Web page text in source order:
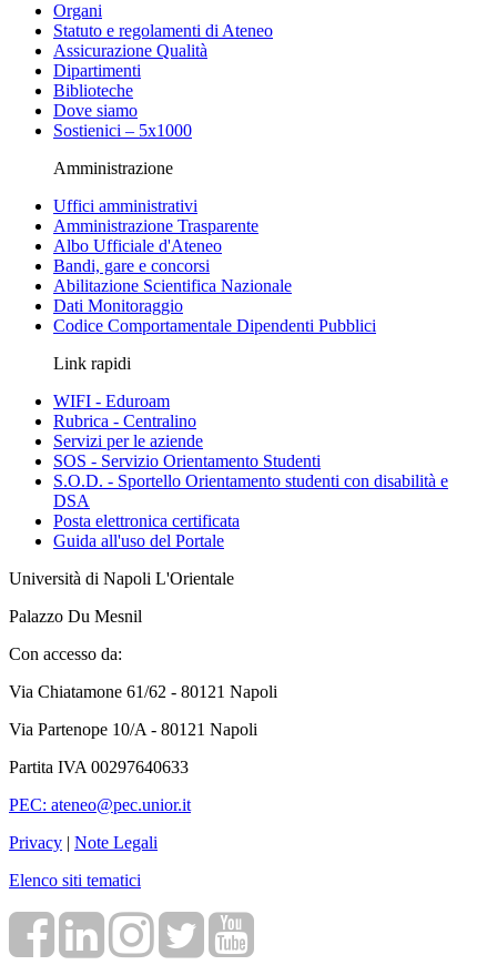
Organi
Statuto e regolamenti di Ateneo
Assicurazione Qualità
Dipartimenti
Biblioteche
Dove siamo
Sostienici – 5x1000
Amministrazione
Uffici amministrativi
Amministrazione Trasparente
Albo Ufficiale d'Ateneo
Bandi, gare e concorsi
Abilitazione Scientifica Nazionale
Dati Monitoraggio
Codice Comportamentale Dipendenti Pubblici
Link rapidi
WIFI - Eduroam
Rubrica - Centralino
Servizi per le aziende
SOS - Servizio Orientamento Studenti
S.O.D. - Sportello Orientamento studenti con disabilità e
DSA
Posta elettronica certificata
Guida all'uso del Portale
Università di Napoli L'Orientale
Palazzo Du Mesnil
Con accesso da:
Via Chiatamone 61/62 - 80121 Napoli
Via Partenope 10/A - 80121 Napoli
Partita IVA 00297640633
PEC: ateneo@pec.unior.it
Privacy | Note Legali
Elenco siti tematici